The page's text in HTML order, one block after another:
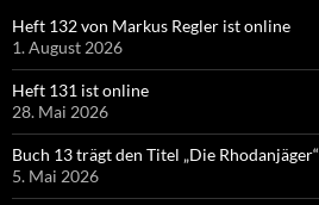
Heft 132 von Markus Regler ist online
1. August 2026
Heft 131 ist online
28. Mai 2026
Buch 13 trägt den Titel „Die Rhodanjäger“
5. Mai 2026